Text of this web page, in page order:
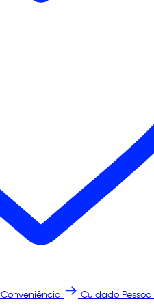
Conveniência Cuidado Pessoal